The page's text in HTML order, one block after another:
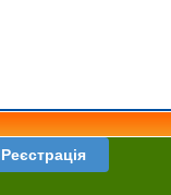
Реєстрація